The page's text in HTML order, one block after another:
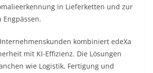
in Lieferketten und zur
Engpässen.​
kombiniert edeXa
mit KI-Effizienz. Die Lösungen
wie Logistik, Fertigung und